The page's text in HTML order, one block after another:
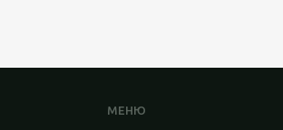
МЕНЮ